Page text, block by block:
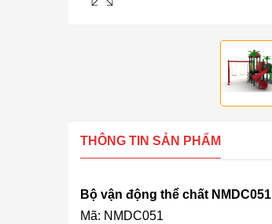
THÔNG TIN SẢN PHẨM
Bộ vận động thể chất NMDC051
Mã: NMDC051